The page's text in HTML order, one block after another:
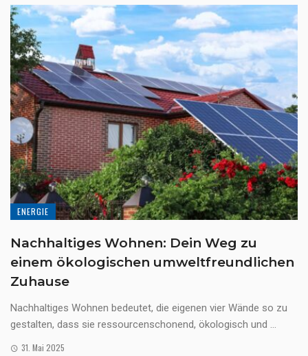
ENERGIE
Nachhaltiges Wohnen: Dein Weg zu
einem ökologischen umweltfreundlichen
Zuhause
Nachhaltiges Wohnen bedeutet, die eigenen vier Wände so zu
gestalten, dass sie ressourcenschonend, ökologisch und ...
31. Mai 2025